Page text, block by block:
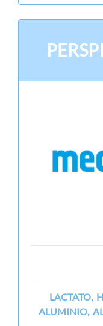
LACTATO,
ALUMINIO,